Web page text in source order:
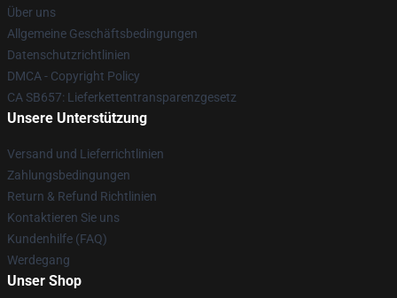
Über uns
Allgemeine Geschäftsbedingungen
Datenschutzrichtlinien
DMCA - Copyright Policy
CA SB657: Lieferkettentransparenzgesetz
Unsere Unterstützung
Versand und Lieferrichtlinien
Zahlungsbedingungen
Return & Refund Richtlinien
Kontaktieren Sie uns
Kundenhilfe (FAQ)
Werdegang
Unser Shop